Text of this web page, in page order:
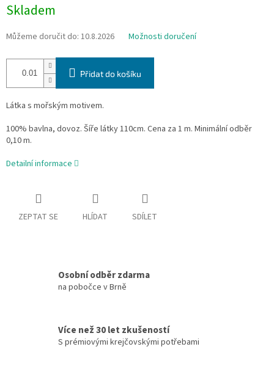
cena:
Skladem
Můžeme doručit do: 10.8.2026 Možnosti doručení
Přidat do košíku
Látka s mořským motivem.
100% bavlna, dovoz. Šíře látky 110cm. Cena za 1 m. Minimální odběr
0,10 m.
Detailní informace
ZEPTAT SE HLÍDAT SDÍLET
Osobní odběr zdarma
na pobočce v Brně
Více než 30 let zkušeností
S prémiovými krejčovskými potřebami